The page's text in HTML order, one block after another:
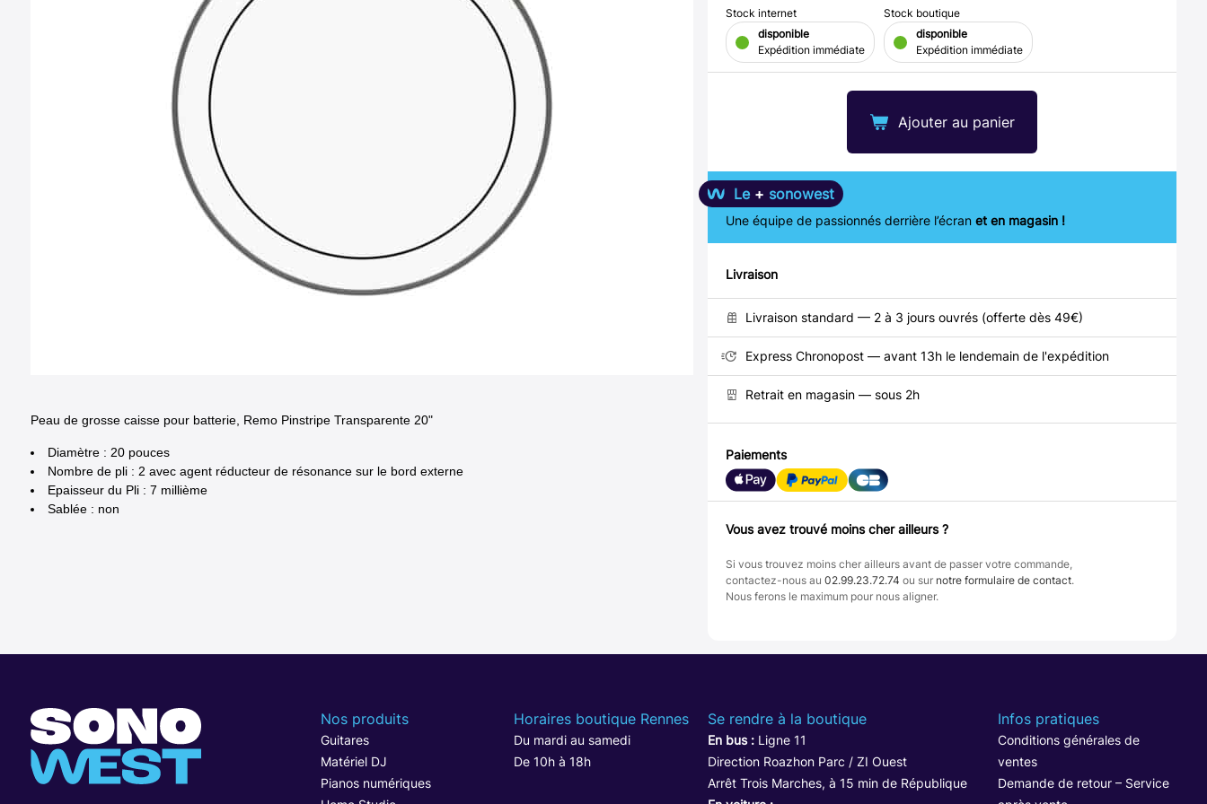
Peau de grosse caisse pour batterie, Remo Pinstripe Transparente 20"
Diamètre : 20 pouces
Nombre de pli : 2 avec agent réducteur de résonance sur le bord externe
Epaisseur du Pli : 7 millième
Sablée : non
Ajouter au panier
Stock internet
disponible
Expédition immédiate
Stock boutique
disponible
Expédition immédiate
Le + sonowest
Une équipe de passionnés derrière l’écran et en magasin !
Livraison
Livraison standard — 2 à 3 jours ouvrés (offerte dès 49€)
Express Chronopost — avant 13h le lendemain de l'expédition
Retrait en magasin — sous 2h
Paiements
Vous avez trouvé moins cher ailleurs ?
Si vous trouvez moins cher ailleurs avant de passer votre commande,
contactez-nous au 02.99.23.72.74 ou sur notre formulaire de contact.
Nous ferons le maximum pour nous aligner.
Nos produits
Guitares
Matériel DJ
Pianos numériques
Horaires boutique Rennes
Du mardi au samedi
De 10h à 18h
Se rendre à la boutique
En bus :Ligne 11
Direction Roazhon Parc / ZI Ouest
Arrêt Trois Marches, à 15 min de République
Infos pratiques
Conditions générales de
ventes
Demande de retour – Service